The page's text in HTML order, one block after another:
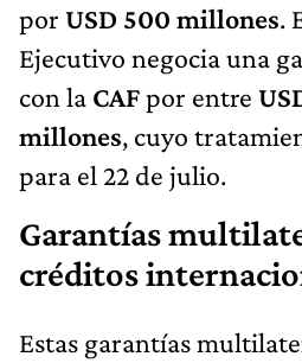
por USD 500 millones.
Ejecutivo negocia una
con la CAFpor entre
millones, cuyo
para el 22 de julio.
Garantías
créditos
Estas garantías